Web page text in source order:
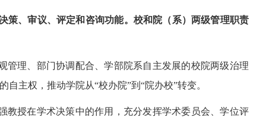
策、审议、评定和咨询功能。校和院（系）两级管理职责
管理、部门协调配合、学部院系自主发展的校院两级治理
主权，推动学院从“校办院”到“院办校”转变。
教授在学术决策中的作用，充分发挥学术委员会、学位评